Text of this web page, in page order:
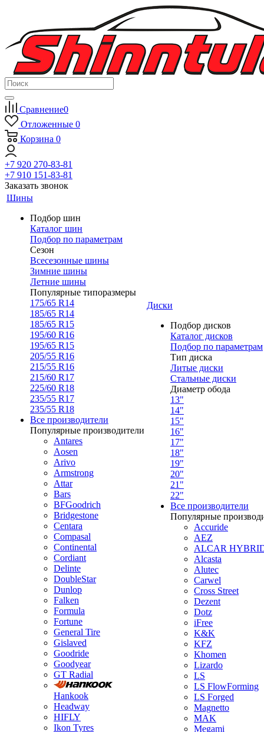
Сравнение0
Отложенные 0
Корзина 0
+7 920 270-83-81
+7 910 151-83-81
Заказать звонок
Шины
Подбор шин
Каталог шин
Подбор по параметрам
Сезон
Всесезонные шины
Зимние шины
Летние шины
Популярные типоразмеры
175/65 R14
185/65 R14
185/65 R15
195/60 R16
195/65 R15
205/55 R16
215/55 R16
215/60 R17
225/60 R18
235/55 R17
235/55 R18
Все производители
Популярные производители
Antares
Aosen
Arivo
Armstrong
Attar
Bars
BFGoodrich
Bridgestone
Centara
Compasal
Continental
Cordiant
Delinte
DoubleStar
Dunlop
Falken
Formula
Fortune
General Tire
Gislaved
Goodride
Goodyear
GT Radial
Hankook
Headway
HIFLY
Ikon Tyres
Диски
Подбор дисков
Каталог дисков
Подбор по параметрам
Тип диска
Литые диски
Стальные диски
Диаметр обода
13"
14"
15"
16"
17"
18"
19"
20"
21"
22"
Все производители
Популярные
Accuride
AEZ
ALCAR
Alcasta
Alutec
Carwel
Cross Street
Dezent
Dotz
iFree
K&K
KFZ
Khomen
Lizardo
LS
LS FlowForming
LS Forged
Magnetto
MAK
Megami